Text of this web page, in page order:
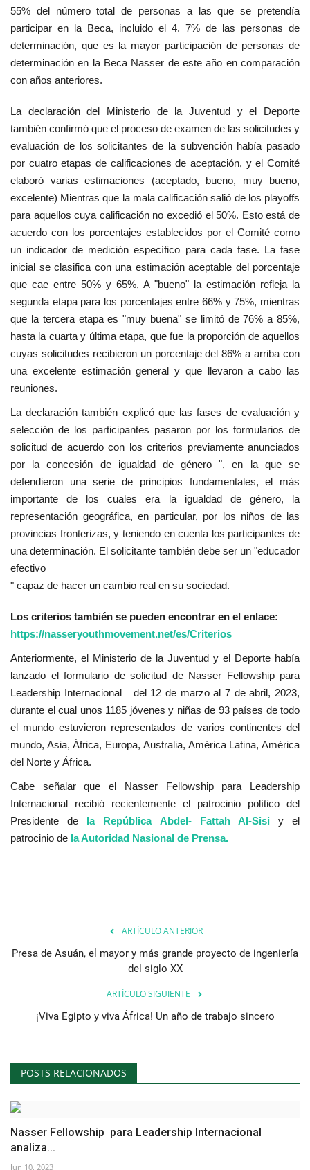
Los patrocinios
Galería
Lengua
English Swahili español
55% del número total de personas a las que se pretendía
participar en la Beca, incluido el 4. 7% de las personas de
determinación, que es la mayor participación de personas de
determinación en la Beca Nasser de este año en comparación
con años anteriores.
La declaración del Ministerio de la Juventud y el Deporte
también confirmó que el proceso de examen de las solicitudes y
evaluación de los solicitantes de la subvención había pasado
por cuatro etapas de calificaciones de aceptación, y el Comité
elaboró varias estimaciones (aceptado, bueno, muy bueno,
excelente) Mientras que la mala calificación salió de los playoffs
para aquellos cuya calificación no excedió el 50%. Esto está de
acuerdo con los porcentajes establecidos por el Comité como
un indicador de medición específico para cada fase. La fase
inicial se clasifica con una estimación aceptable del porcentaje
que cae entre 50% y 65%, A "bueno" la estimación refleja la
segunda etapa para los porcentajes entre 66% y 75%, mientras
que la tercera etapa es "muy buena" se limitó de 76% a 85%,
hasta la cuarta y última etapa, que fue la proporción de aquellos
cuyas solicitudes recibieron un porcentaje del 86% a arriba con
una excelente estimación general y que llevaron a cabo las
reuniones.
La declaración también explicó que las fases de evaluación y
selección de los participantes pasaron por los formularios de
solicitud de acuerdo con los criterios previamente anunciados
por la concesión de igualdad de género ", en la que se
defendieron una serie de principios fundamentales, el más
importante de los cuales era la igualdad de género, la
representación geográfica, en particular, por los niños de las
provincias fronterizas, y teniendo en cuenta los participantes de
una determinación. El solicitante también debe ser un "educador
efectivo
" capaz de hacer un cambio real en su sociedad.
Los criterios también se pueden encontrar en el enlace:
https://nasseryouthmovement.net/es/Criterios
Anteriormente, el Ministerio de la Juventud y el Deporte había
lanzado el formulario de solicitud de Nasser Fellowship para
Leadership Internacional del 12 de marzo al 7 de abril, 2023,
durante el cual unos 1185 jóvenes y niñas de 93 países de todo
el mundo estuvieron representados de varios continentes del
mundo, Asia, África, Europa, Australia, América Latina, América
del Norte y África.
Cabe señalar que el Nasser Fellowship para Leadership
Internacional recibió recientemente el patrocinio político del
Presidente de la República Abdel- Fattah Al-Sisiy el
patrocinio de la Autoridad Nasional de Prensa.
ARTÍCULO ANTERIOR
Presa de Asuán, el mayor y más grande proyecto de ingeniería
del siglo XX
ARTÍCULO SIGUIENTE
¡Viva Egipto y viva África! Un año de trabajo sincero
POSTS RELACIONADOS
Nasser Fellowship para Leadership Internacional
analiza...
Jun 10, 2023